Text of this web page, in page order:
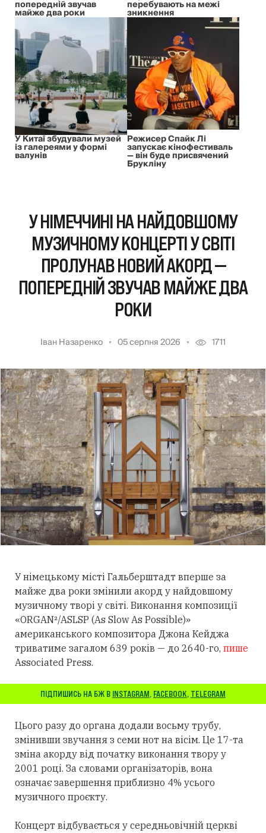
попередній звучав
майже два роки
перебувають на межі
зникнення
У Китаї збудували музей
із галереями у формі
валунів
Режисер Спайк Лі
запускає кінофестиваль
— він буде присвячений
Брукліну
У НІМЕЧЧИНІ НА НАЙДОВШОМУ
МУЗИЧНОМУ КОНЦЕРТІ У СВІТІ
ПРОЛУНАВ НОВИЙ АКОРД —
ПОПЕРЕДНІЙ ЗВУЧАВ МАЙЖЕ ДВА
РОКИ
Іван Назаренко 05 серпня 2026 1711
У німецькому місті Гальберштадт вперше за
майже два роки змінили акорд у найдовшому
музичному творі у світі. Виконання композиції
«ORGAN²/ASLSP (As Slow As Possible)»
американського композитора Джона Кейджа
триватиме загалом 639 років — до 2640-го, пише
Associated Press.
ПІДПИШИСЬ НА БЖ В INSTAGRAM, FACEBOOK, TELEGRAM
Цього разу до органа додали восьму трубу,
змінивши звучання з семи нот на вісім. Це 17-та
зміна акорду від початку виконання твору у
2001 році. За словами організаторів, вона
означає завершення приблизно 4% усього
музичного проєкту.
Концерт відбувається у середньовічній церкві